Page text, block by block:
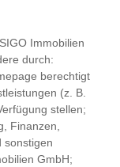
Immobilien
durch:
berechtigt
(z. B.
stellen;
Finanzen,
sonstigen
GmbH;